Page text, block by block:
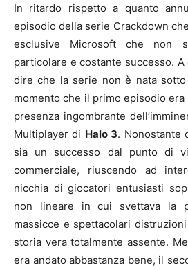
In ritardo rispetto a quanto
episodio della serie Crackdown
esclusive Microsoft che non
particolare e costante successo.
dire che la serie non è nata
momento che il primo episodio
presenza ingombrante
Multiplayer di Halo 3. Nonostante
sia un successo dal punto di
commerciale, riuscendo ad
nicchia di giocatori entusiasti
non lineare in cui svettava la
massicce e spettacolari
storia vera totalmente assente.
era andato abbastanza bene, il